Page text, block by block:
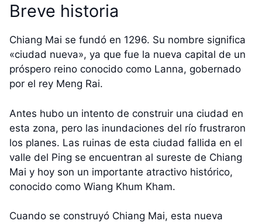
Breve historia
Chiang Mai se fundó en 1296. Su nombre significa
«ciudad nueva», ya que fue la nueva capital de un
próspero reino conocido como Lanna, gobernado
por el rey Meng Rai.
Antes hubo un intento de construir una ciudad en
esta zona, pero las inundaciones del río frustraron
los planes. Las ruinas de esta ciudad fallida en el
valle del Ping se encuentran al sureste de Chiang
Mai y hoy son un importante atractivo histórico,
conocido como Wiang Khum Kham.
Cuando se construyó Chiang Mai, esta nueva